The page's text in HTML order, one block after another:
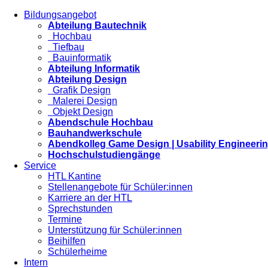
Bildungsangebot
Abteilung Bautechnik
Hochbau
Tiefbau
Bauinformatik
Abteilung Informatik
Abteilung Design
Grafik Design
Malerei Design
Objekt Design
Abendschule Hochbau
Bauhandwerkschule
Abendkolleg Game Design | Usability
Hochschulstudiengänge
Service
HTL Kantine
Stellenangebote für Schüler:innen
Karriere an der HTL
Sprechstunden
Termine
Unterstützung für Schüler:innen
Beihilfen
Schülerheime
Intern